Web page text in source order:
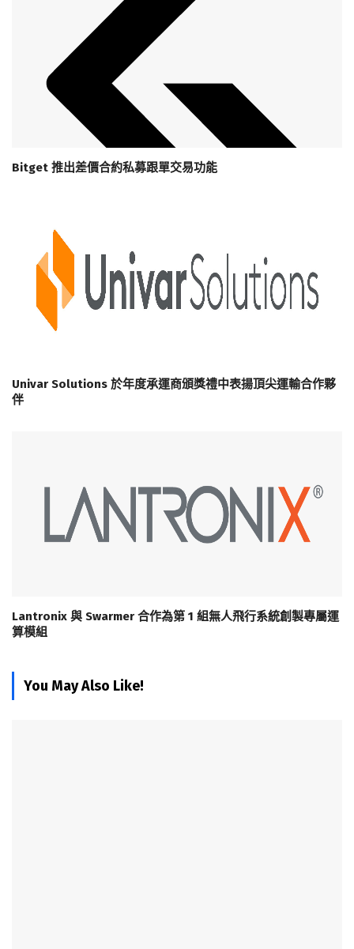
Bitget 推出差價合約私募跟單交易功能
Univar Solutions 於年度承運商頒獎禮中表揚頂尖運輸合作夥
伴
Lantronix 與 Swarmer 合作為第 1 組無人飛行系統創製專屬運
算模組
You May Also Like!